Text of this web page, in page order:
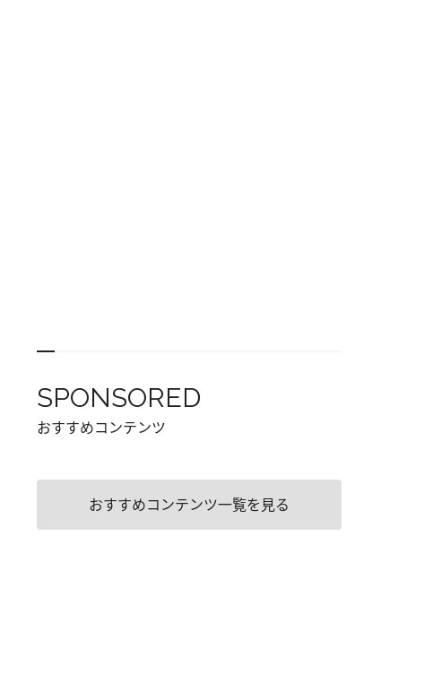
SPONSORED
おすすめコンテンツ
おすすめコンテンツ一覧を見る